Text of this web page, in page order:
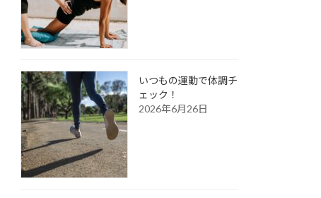
いつもの運動で体調チ
ェック！
2026年6月26日